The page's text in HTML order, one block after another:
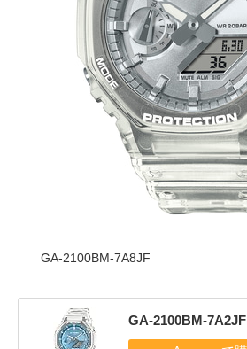
GA-2100BM-7A8JF
GA-2100BM-7A2JF